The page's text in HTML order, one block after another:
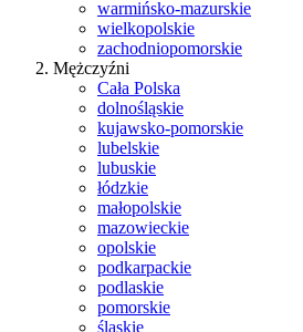
warmińsko-mazurskie
wielkopolskie
zachodniopomorskie
Mężczyźni
Cała Polska
dolnośląskie
kujawsko-pomorskie
lubelskie
lubuskie
łódzkie
małopolskie
mazowieckie
opolskie
podkarpackie
podlaskie
pomorskie
śląskie